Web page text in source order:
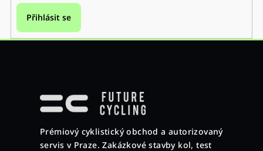
Přihlásit se
Prémiový cyklistický obchod a autorizovaný
servis v Praze. Zakázkové stavby kol, test